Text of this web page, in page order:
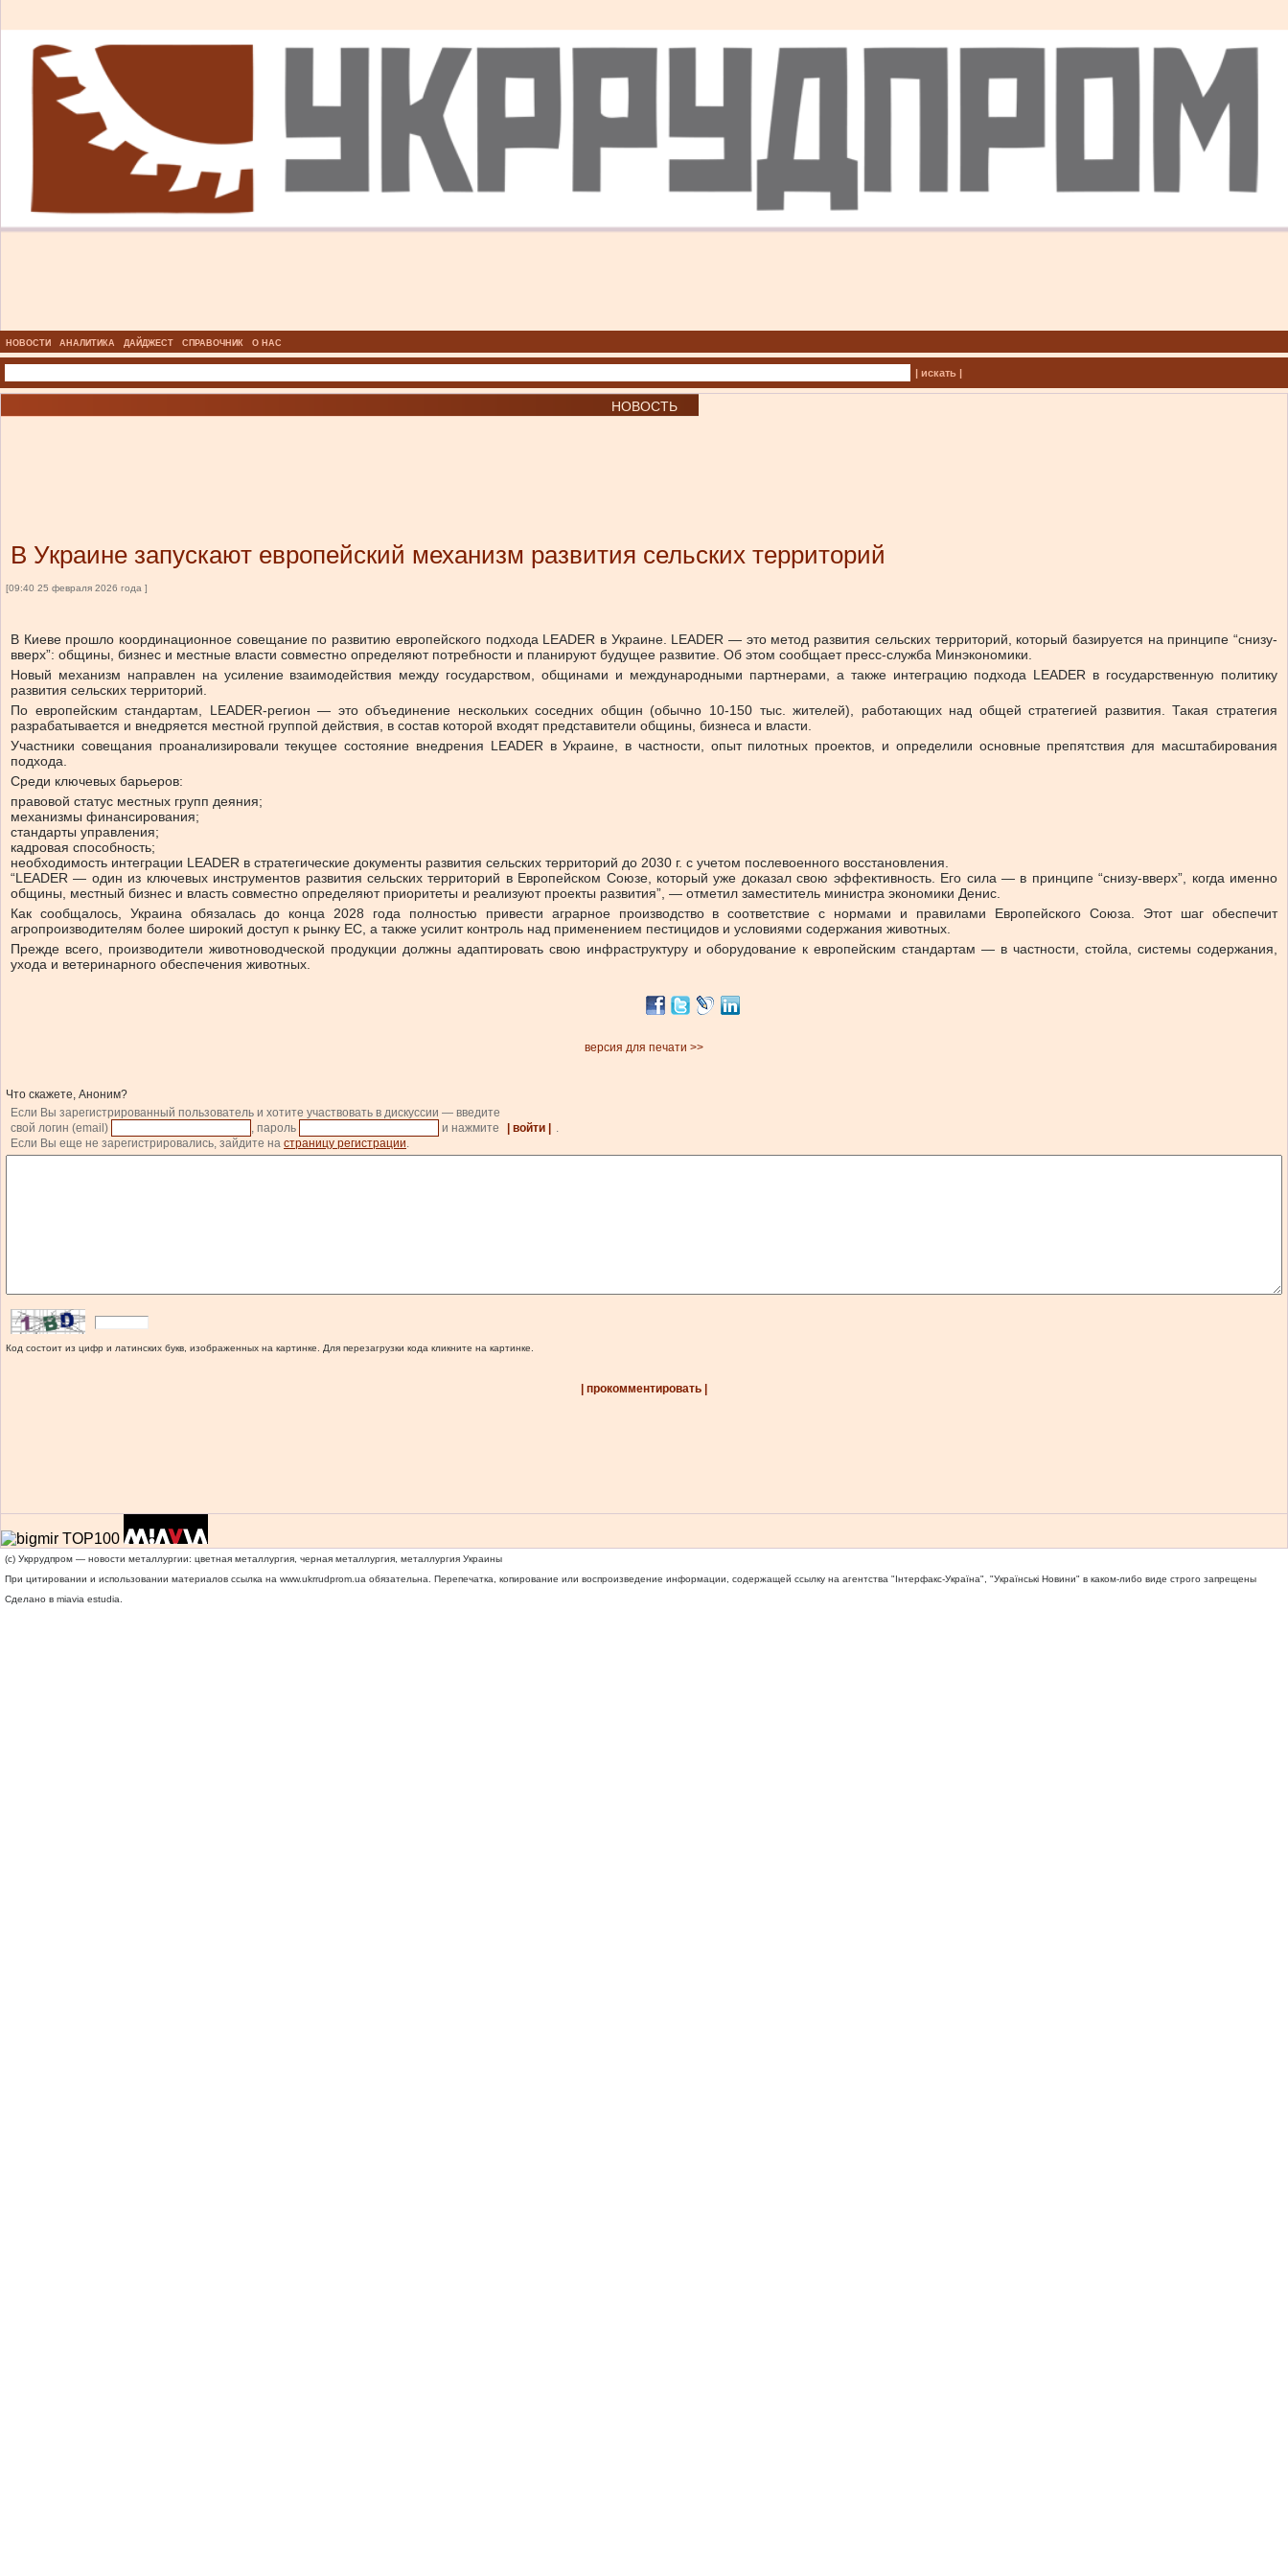
НОВОСТИ АНАЛИТИКА ДАЙДЖЕСТ СПРАВОЧНИК О НАС
| искать |
НОВОСТЬ
В Украине запускают европейский механизм развития сельских территорий
[09:40 25 февраля 2026 года ]
В Киеве прошло координационное совещание по развитию европейского подхода LEADER в Украине. LEADER — это метод развития сельских территорий, который базируется на принципе “снизу-
вверх”: общины, бизнес и местные власти совместно определяют потребности и планируют будущее развитие. Об этом сообщает пресс-служба Минэкономики.
Новый механизм направлен на усиление взаимодействия между государством, общинами и международными партнерами, а также интеграцию подхода LEADER в государственную политику
развития сельских территорий.
По европейским стандартам, LEADER-регион — это объединение нескольких соседних общин (обычно 10-150 тыс. жителей), работающих над общей стратегией развития. Такая стратегия
разрабатывается и внедряется местной группой действия, в состав которой входят представители общины, бизнеса и власти.
Участники совещания проанализировали текущее состояние внедрения LEADER в Украине, в частности, опыт пилотных проектов, и определили основные препятствия для масштабирования
подхода.
Среди ключевых барьеров:
правовой статус местных групп деяния;
механизмы финансирования;
стандарты управления;
кадровая способность;
необходимость интеграции LEADER в стратегические документы развития сельских территорий до 2030 г. с учетом послевоенного восстановления.
“LEADER — один из ключевых инструментов развития сельских территорий в Европейском Союзе, который уже доказал свою эффективность. Его сила — в принципе “снизу-вверх”, когда именно
общины, местный бизнес и власть совместно определяют приоритеты и реализуют проекты развития”, — отметил заместитель министра экономики Денис.
Как сообщалось, Украина обязалась до конца 2028 года полностью привести аграрное производство в соответствие с нормами и правилами Европейского Союза. Этот шаг обеспечит
агропроизводителям более широкий доступ к рынку ЕС, а также усилит контроль над применением пестицидов и условиями содержания животных.
Прежде всего, производители животноводческой продукции должны адаптировать свою инфраструктуру и оборудование к европейским стандартам — в частности, стойла, системы содержания,
ухода и ветеринарного обеспечения животных.
версия для печати >>
Что скажете, Аноним?
Если Вы зарегистрированный пользователь и хотите участвовать в дискуссии — введите
свой логин (email)
, пароль и нажмите | войти |
.
Если Вы еще не зарегистрировались, зайдите на страницу регистрации.
Код состоит из цифр и латинских букв, изображенных на картинке. Для перезагрузки кода кликните на картинке.
| прокомментировать |
(c) Укррудпром — новости металлургии: цветная металлургия, черная металлургия, металлургия Украины
При цитировании и использовании материалов ссылка на www.ukrrudprom.ua обязательна. Перепечатка, копирование или воспроизведение информации, содержащей ссылку на агентства "Iнтерфакс-Україна", "Українськi Новини" в каком-либо виде строго запрещены
Сделано в miavia estudia.